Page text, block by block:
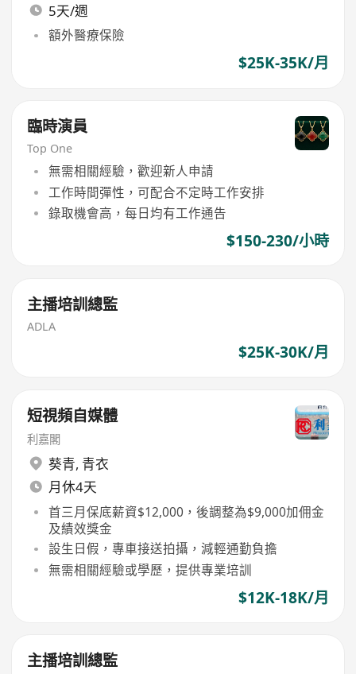
5天/週
額外醫療保險
$25K-35K/月
臨時演員
Top One
無需相關經驗，歡迎新人申請
工作時間彈性，可配合不定時工作安排
錄取機會高，每日均有工作通告
$150-230/小時
主播培訓總監
ADLA
$25K-30K/月
短視頻自媒體
利嘉閣
葵青, 青衣
月休4天
首三月保底薪資$12,000，後調整為$9,000加佣金
及績效獎金
設生日假，專車接送拍攝，減輕通勤負擔
無需相關經驗或學歷，提供專業培訓
$12K-18K/月
主播培訓總監